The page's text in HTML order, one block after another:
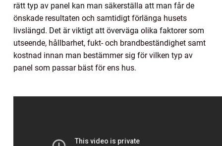
rätt typ av panel kan man säkerställa att man får de
önskade resultaten och samtidigt förlänga husets
livslängd. Det är viktigt att överväga olika faktorer som
utseende, hållbarhet, fukt- och brandbeständighet samt
kostnad innan man bestämmer sig för vilken typ av
panel som passar bäst för ens hus.